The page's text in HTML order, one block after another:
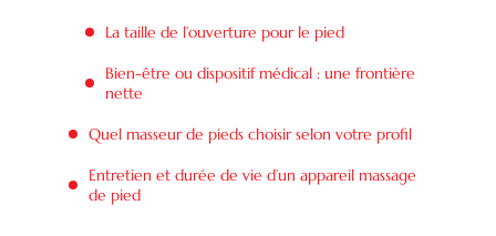
La taille de l’ouverture pour le pied
Bien-être ou dispositif médical : une frontière
nette
Quel masseur de pieds choisir selon votre profil
Entretien et durée de vie d’un appareil massage
de pied